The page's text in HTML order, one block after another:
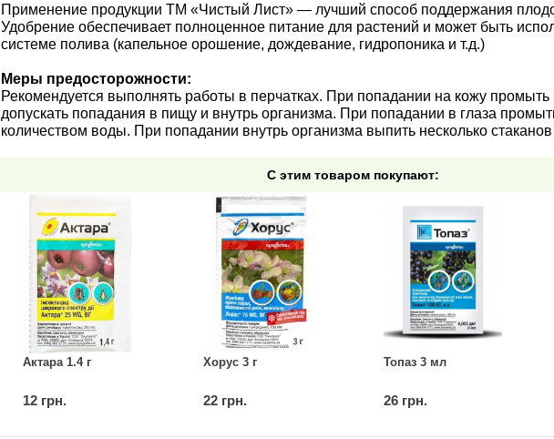
Применение продукции ТМ «Чистый Лист» — лучший способ поддержания
Удобрение обеспечивает полноценное питание для растений и может быть
системе полива (капельное орошение, дождевание, гидропоника и т.д.)
Меры предосторожности:
Рекомендуется выполнять работы в перчатках. При попадании на кожу
допускать попадания в пищу и внутрь организма. При попадании в глаза
количеством воды. При попадании внутрь организма выпить несколько
С этим товаром покупают:
Актара 1.4 г
12 грн.
Хорус 3 г
22 грн.
Топаз 3 мл
26 грн.